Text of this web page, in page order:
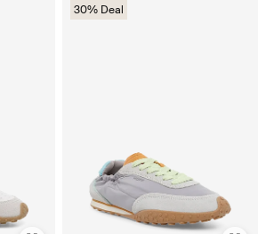
30% Deal